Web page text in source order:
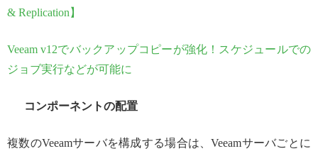
& Replication】
Veeam v12でバックアップコピーが強化！スケジュールでの
ジョブ実行などが可能に
コンポーネントの配置
複数のVeeamサーバを構成する場合は、Veeamサーバごとに